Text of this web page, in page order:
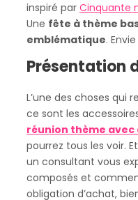
inspiré par Cinquante
Une fête à thème
emblématique.
Présentation
L’une des choses qui
ce sont les
réunion thème
pourrez tous les voir.
un consultant vous
composés et
obligation d’achat,